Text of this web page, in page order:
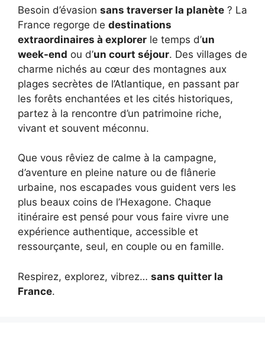
Besoin d’évasion sans traverser la planète ? La
France regorge de destinations
extraordinaires à explorer le temps d’un
week-end ou d’un court séjour. Des villages de
charme nichés au cœur des montagnes aux
plages secrètes de l’Atlantique, en passant par
les forêts enchantées et les cités historiques,
partez à la rencontre d’un patrimoine riche,
vivant et souvent méconnu.
Que vous rêviez de calme à la campagne,
d’aventure en pleine nature ou de flânerie
urbaine, nos escapades vous guident vers les
plus beaux coins de l’Hexagone. Chaque
itinéraire est pensé pour vous faire vivre une
expérience authentique, accessible et
ressourçante, seul, en couple ou en famille.
Respirez, explorez, vibrez… sans quitter la
France.